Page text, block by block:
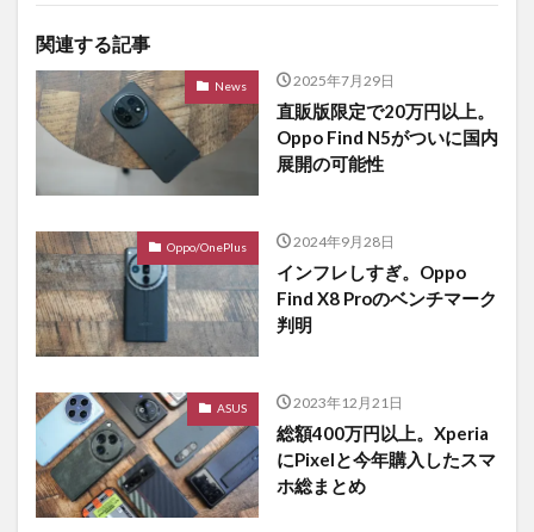
関連する記事
News 2025年7月29日
直販版限定で20万円以上。
Oppo Find N5がついに国内
展開の可能性
Oppo/OnePlus 2024年9月28日
インフレしすぎ。Oppo
Find X8 Proのベンチマーク
判明
ASUS 2023年12月21日
総額400万円以上。Xperia
にPixelと今年購入したスマ
ホ総まとめ